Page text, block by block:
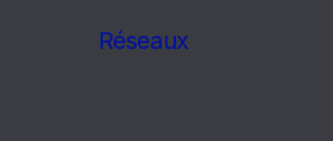
Réseaux